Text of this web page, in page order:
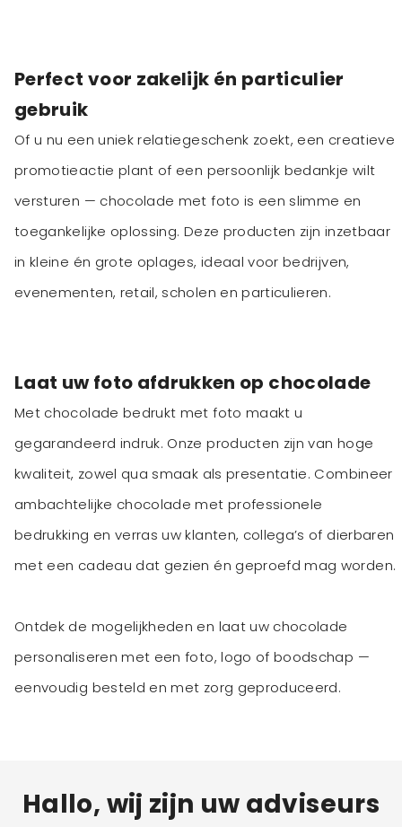
Perfect voor zakelijk én particulier
gebruik
Of u nu een uniek relatiegeschenk zoekt, een creatieve
promotieactie plant of een persoonlijk bedankje wilt
versturen — chocolade met foto is een slimme en
toegankelijke oplossing. Deze producten zijn inzetbaar
in kleine én grote oplages, ideaal voor bedrijven,
evenementen, retail, scholen en particulieren.
Laat uw foto afdrukken op chocolade
Met chocolade bedrukt met foto maakt u
gegarandeerd indruk. Onze producten zijn van hoge
kwaliteit, zowel qua smaak als presentatie. Combineer
ambachtelijke chocolade met professionele
bedrukking en verras uw klanten, collega’s of dierbaren
met een cadeau dat gezien én geproefd mag worden.
Ontdek de mogelijkheden en laat uw chocolade
personaliseren met een foto, logo of boodschap —
eenvoudig besteld en met zorg geproduceerd.
Hallo, wij zijn uw adviseurs